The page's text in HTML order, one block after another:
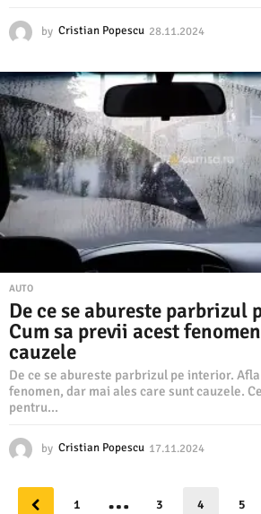
by Cristian Popescu 28.11.2024
1
1
.
0
2
4
AUTO
De ce se abureste parbrizul
Cum sa previi acest
cauzele
De ce se abureste parbrizul pe interior.
fenomen, dar mai ales care sunt cauzele.
pentru...
by Cristian Popescu 17.11.2024
1 … 3 4 5